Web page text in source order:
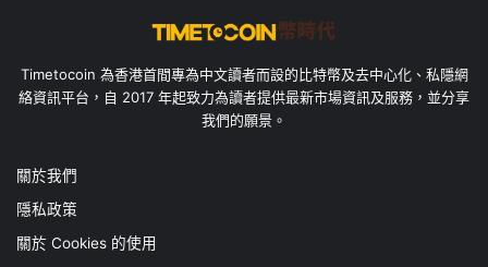
Timetocoin 為香港首間專為中文讀者而設的比特幣及去中心化、私隱網
絡資訊平台，自 2017 年起致力為讀者提供最新市場資訊及服務，並分享
我們的願景。
關於我們
隱私政策
關於 Cookies 的使用